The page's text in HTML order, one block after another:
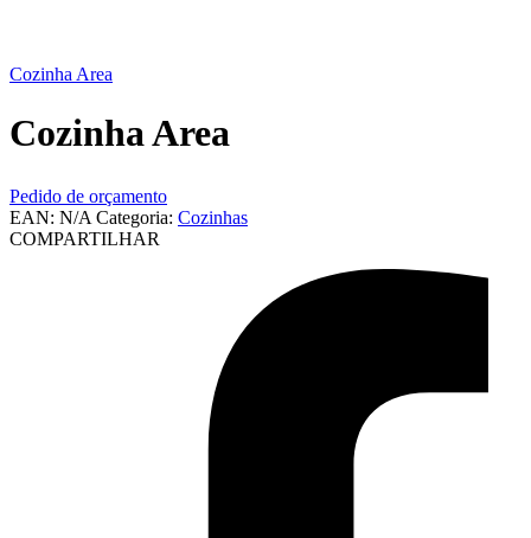
Cozinha Area
Cozinha Area
Pedido de orçamento
EAN: N/A Categoria: Cozinhas
COMPARTILHAR